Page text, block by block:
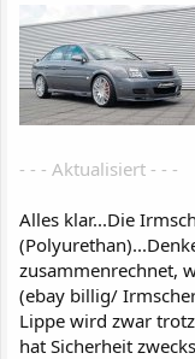
- - - Aktualisiert - - -
Alles klar...Die
zusammenrechnet,
(ebay billig/
Lippe wird zwar
hat Sicherheit